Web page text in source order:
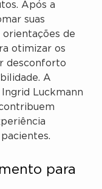
Após a
suas
orientações de
otimizar os
desconforto
A
Ingrid Luckmann
para